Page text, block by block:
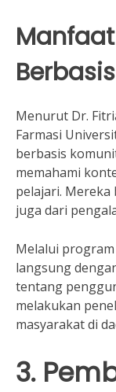
Menurut Dr.
Farmasi
berbasis
memahami
pelajari.
juga dari
Melalui
langsung
tentang
melakukan
masyarakat di
3.